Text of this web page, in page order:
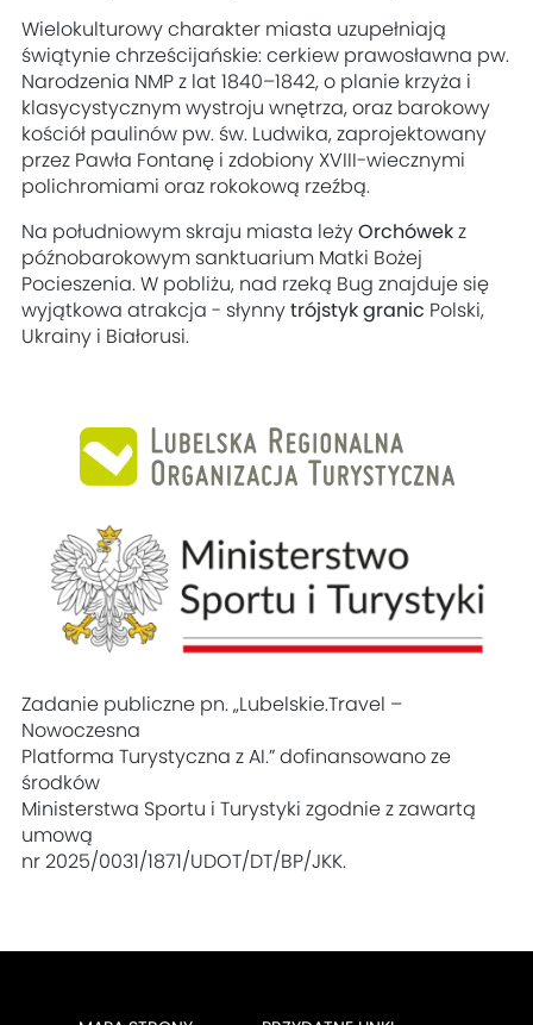
Wielokulturowy charakter miasta uzupełniają
świątynie chrześcijańskie: cerkiew prawosławna pw.
Narodzenia NMP z lat 1840–1842, o planie krzyża i
klasycystycznym wystroju wnętrza, oraz barokowy
kościół paulinów pw. św. Ludwika, zaprojektowany
przez Pawła Fontanę i zdobiony XVIII-wiecznymi
polichromiami oraz rokokową rzeźbą.
Na południowym skraju miasta leżyOrchówek z
późnobarokowym sanktuarium Matki Bożej
Pocieszenia. W pobliżu, nad rzeką Bug znajduje się
wyjątkowa atrakcja - słynnytrójstyk granic Polski,
Ukrainy i Białorusi.
Zadanie publiczne pn. „Lubelskie.Travel –
Nowoczesna
Platforma Turystyczna z AI.” dofinansowano ze
środków
Ministerstwa Sportu i Turystyki zgodnie z zawartą
umową
nr 2025/0031/1871/UDOT/DT/BP/JKK.